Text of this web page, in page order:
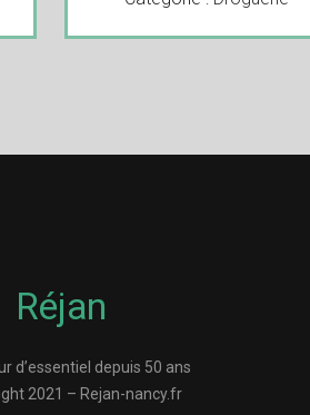
Réjan
d’essentiel depuis 50 ans
2021 – Rejan-nancy.fr